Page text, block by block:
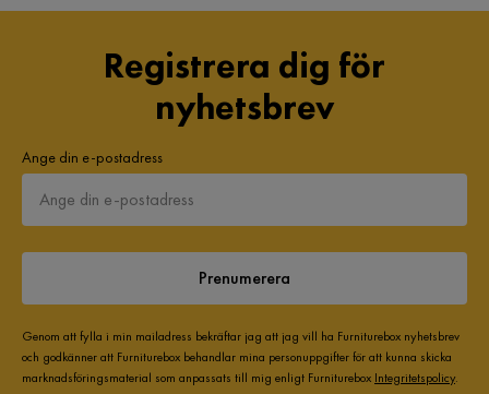
Registrera dig för
nyhetsbrev
Ange din e-postadress
Prenumerera
Genom att fylla i min mailadress bekräftar jag att jag vill ha Furniturebox nyhetsbrev
och godkänner att Furniturebox behandlar mina personuppgifter för att kunna skicka
marknadsföringsmaterial som anpassats till mig enligt Furniturebox Integritetspolicy.